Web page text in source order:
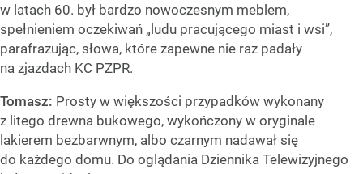
w latach 60. był bardzo nowoczesnym meblem,
spełnieniem oczekiwań „ludu pracującego miast i wsi”,
parafrazując, słowa, które zapewne nie raz padały
na zjazdach KC PZPR.
Tomasz: Prosty w większości przypadków wykonany
z litego drewna bukowego, wykończony w oryginale
lakierem bezbarwnym, albo czarnym nadawał się
do każdego domu. Do oglądania Dziennika Telewizyjnego